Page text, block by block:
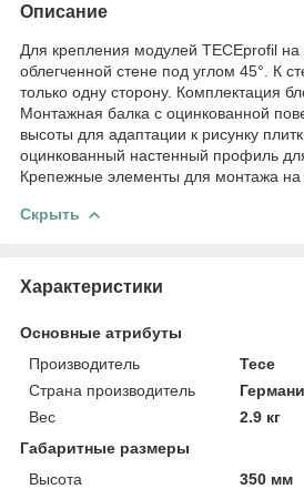
Описание
Для крепления модулей TECEprofil
облегченной стене под углом 45°. К
только одну сторону. Комплектация
Монтажная балка с оцинкованной
высоты для адаптации к рисунку
оцинкованный настенный профиль
Крепежные элементы для монтажа на
Скрыть
Характеристики
Основные атрибуты
Производитель
Tece
Страна производитель
Вес
2.9 кг
Габаритные размеры
Высота
350 мм